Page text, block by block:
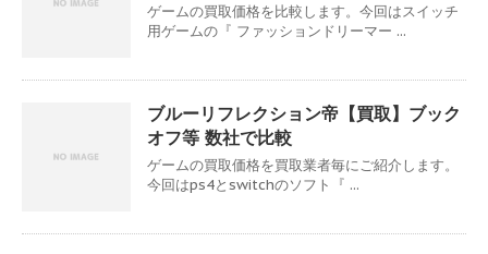
ゲームの買取価格を比較します。今回はスイッチ
用ゲームの『 ファッションドリーマー ...
ブルーリフレクション帝【買取】ブック
オフ等 数社で比較
ゲームの買取価格を買取業者毎にご紹介します。
今回はps4とswitchのソフト『 ...